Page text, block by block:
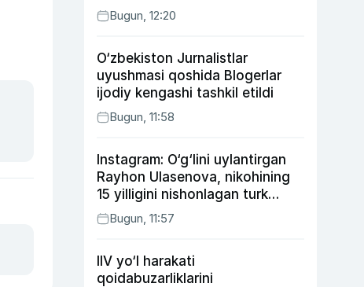
Bugun, 12:20
O‘zbekiston Jurnalistlar
uyushmasi qoshida Blogerlar
ijodiy kengashi tashkil etildi
Bugun, 11:58
Instagram: O‘g‘lini uylantirgan
Rayhon Ulasenova, nikohining
15 yilligini nishonlagan turk
aktyorlari va Kamelot qasriga
sayohat qilgan Zebo Rahimova
Bugun, 11:57
IIV yo‘l harakati
qoidabuzarliklarini